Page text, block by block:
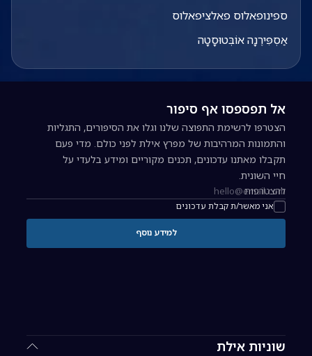
ספינופאלוס פאלציפאלוס
אַסְפִּירֶנָה אוֹבְּטוּסָטָה
שוניות אילת
אל תפספסו אף סיפור
הצטרפו לרשימת התפוצה שלנו וגלו את הסיפורים, התגליות
והתמונות המרהיבות של מפרץ אילת לפני כולם. מדי פעם
תקבלו מאתנו עדכונים, תכנים מקוריים ומידע בלעדי על
חיי השונית.
כתובת אימייל להרשמה לניוזלטר
אני מאשר/ת קבלת עדכונים
להצטרפות
למידע נוסף